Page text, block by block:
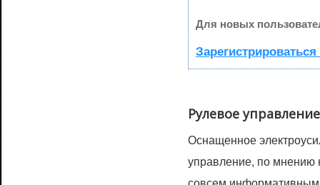
Для новых
Рулевое управление
Оснащенное
управление, по мнению